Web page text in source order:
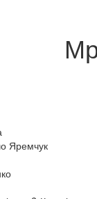
Яремчук